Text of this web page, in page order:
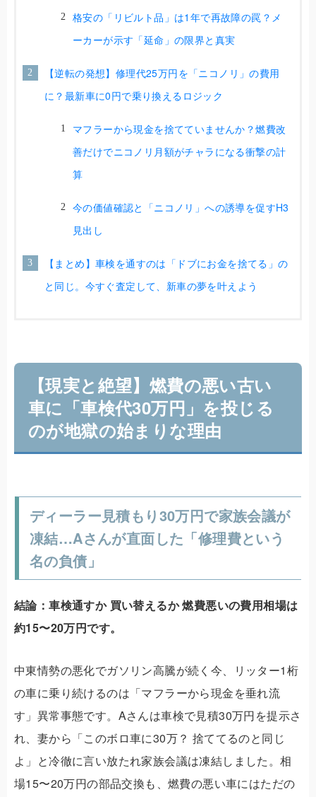
格安の「リビルト品」は1年で再故障の罠？メ
ーカーが示す「延命」の限界と真実
【逆転の発想】修理代25万円を「ニコノリ」の費用
に？最新車に0円で乗り換えるロジック
マフラーから現金を捨てていませんか？燃費改
善だけでニコノリ月額がチャラになる衝撃の計
算
今の価値確認と「ニコノリ」への誘導を促すH3
見出し
【まとめ】車検を通すのは「ドブにお金を捨てる」の
と同じ。今すぐ査定して、新車の夢を叶えよう
【現実と絶望】燃費の悪い古い
車に「車検代30万円」を投じる
のが地獄の始まりな理由
ディーラー見積もり30万円で家族会議が
凍結…Aさんが直面した「修理費という
名の負債」
結論：車検通すか 買い替えるか 燃費悪いの費用相場は
約15〜20万円です。
中東情勢の悪化でガソリン高騰が続く今、リッター1桁
の車に乗り続けるのは 「マフラーから現金を垂れ流
す」 異常事態です。Aさんは車検で見積30万円を提示さ
れ、妻から「このボロ車に30万？ 捨ててるのと同じ
よ」と冷徹に言い放たれ家族会議は凍結しました。相
場15〜20万円の部品交換も、燃費の悪い車にはただの